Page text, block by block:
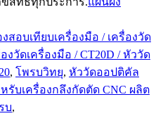
สอบเทียบเครื่องมือ / เครื่องวัด
วัดเครื่องมือ / CT20D / หัววัด
, โพรบวิทยุ, หัววัดออปติคัล
รับเครื่องกลึงกัดตัด CNC ผลิต
บ,